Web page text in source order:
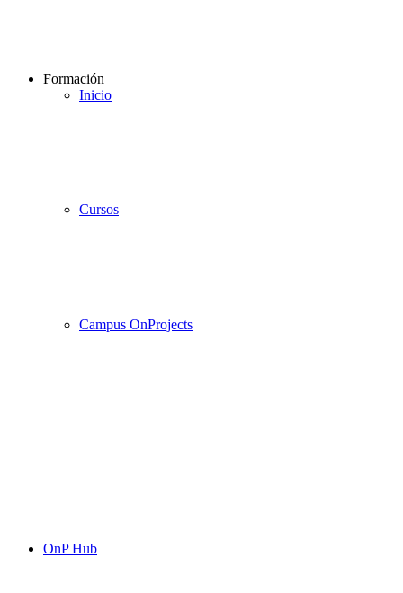
Formación
Inicio
Cursos
Campus OnProjects
OnP Hub